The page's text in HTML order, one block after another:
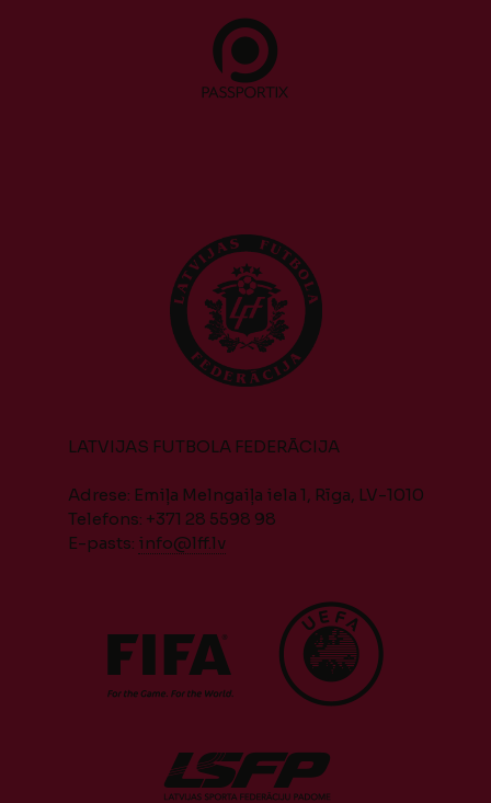
LATVIJAS FUTBOLA FEDERĀCIJA
Adrese: Emiļa Melngaiļa iela 1, Rīga, LV-1010
Telefons: +371 28 5598 98
E-pasts: info@lff.lv